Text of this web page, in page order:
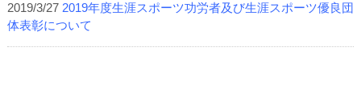
2019/3/27 2019年度生涯スポーツ功労者及び生涯スポーツ優良団
体表彰について